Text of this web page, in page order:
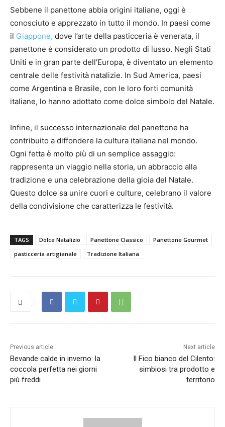
Sebbene il panettone abbia origini italiane, oggi è
conosciuto e apprezzato in tutto il mondo. In paesi come
il Giappone, dove l’arte della pasticceria è venerata, il
panettone è considerato un prodotto di lusso. Negli Stati
Uniti e in gran parte dell’Europa, è diventato un elemento
centrale delle festività natalizie. In Sud America, paesi
come Argentina e Brasile, con le loro forti comunità
italiane, lo hanno adottato come dolce simbolo del Natale.
Infine, il successo internazionale del panettone ha
contribuito a diffondere la cultura italiana nel mondo.
Ogni fetta è molto più di un semplice assaggio:
rappresenta un viaggio nella storia, un abbraccio alla
tradizione e una celebrazione della gioia del Natale.
Questo dolce sa unire cuori e culture, celebrano il valore
della condivisione che caratterizza le festività.
TAGS Dolce Natalizio Panettone Classico
Panettone Gourmet
pasticceria artigianale
Tradizione Italiana
Previous article
Bevande calde in inverno: la
coccola perfetta nei giorni
più freddi
Next article
Il Fico bianco del Cilento:
simbiosi tra prodotto e
territorio